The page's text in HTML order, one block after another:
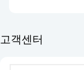
고객센터